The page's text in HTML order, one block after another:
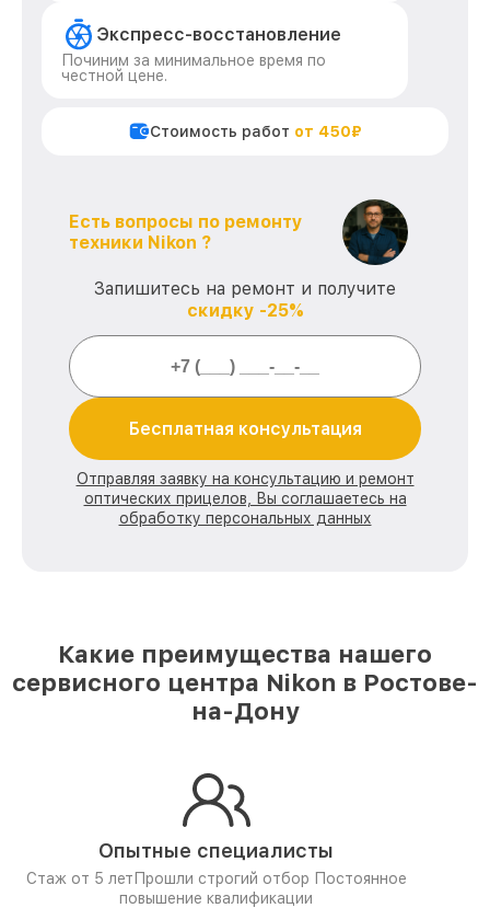
Экспресс-восстановление
Починим за минимальное время по
честной цене.
Стоимость работ от 450₽
Есть вопросы по ремонту
техники Nikon ?
Запишитесь на ремонт и получите
скидку -25%
Бесплатная консультация
Отправляя заявку на консультацию и ремонт
оптических прицелов, Вы соглашаетесь на
обработку персональных данных
Какие преимущества нашего
сервисного центра Nikon в Ростове-
на-Дону
Опытные специалисты
Стаж от 5 лет Прошли строгий отбор Постоянное
повышение квалификации